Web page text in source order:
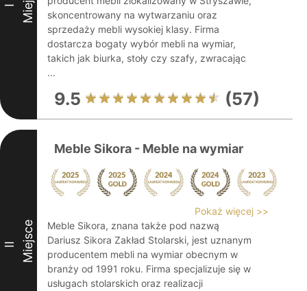
I
skoncentrowany na wytwarzaniu oraz
sprzedaży mebli wysokiej klasy. Firma
dostarcza bogaty wybór mebli na wymiar,
takich jak biurka, stoły czy szafy, zwracając
...
9.5 (57)
II Miejsce
Meble Sikora - Meble na wymiar
Pokaż więcej >>
Meble Sikora, znana także pod nazwą
Dariusz Sikora Zakład Stolarski, jest uznanym
producentem mebli na wymiar obecnym w
branży od 1991 roku. Firma specjalizuje się w
usługach stolarskich oraz realizacji